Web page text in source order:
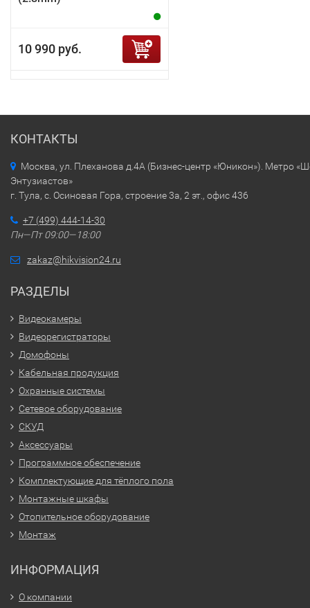
10 990 руб.
КОНТАКТЫ
Москва, ул. Плеханова д.4А (Бизнес-центр «Юникон»). Метро
Энтузиастов»
г. Тула, с. Осиновая Гора, строение 3а, 2 эт., офис 436
+7 (499) 444-14-30
Пн—Пт 09:00—18:00
zakaz@hikvision24.ru
РАЗДЕЛЫ
Видеокамеры
Видеорегистраторы
Домофоны
Кабельная продукция
Охранные системы
Сетевое оборудование
СКУД
Аксессуары
Программное обеспечение
Комплектующие для тёплого пола
Монтажные шкафы
Отопительное оборудование
Монтаж
ИНФОРМАЦИЯ
О компании